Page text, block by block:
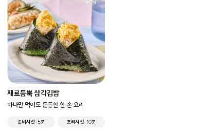
재료듬뿍 삼각김밥
하나만 먹어도 든든한 한 손 요리
준비시간 5분 조리시간 10분